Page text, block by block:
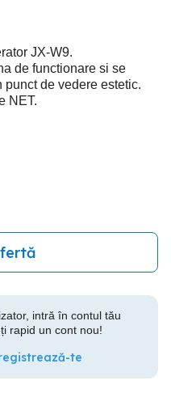
JX-W9.
de functionare si se
punct de vedere estetic.
NET.
intră în contul tău
rapid un cont nou!
te